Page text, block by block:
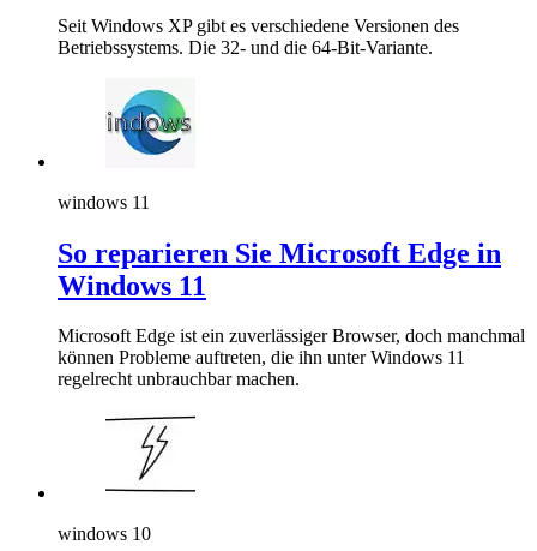
Seit Windows XP gibt es verschiedene Versionen des
Betriebssystems. Die 32- und die 64-Bit-Variante.
windows 11
So reparieren Sie Microsoft Edge in
Windows 11
Microsoft Edge ist ein zuverlässiger Browser, doch manchmal
können Probleme auftreten, die ihn unter Windows 11
regelrecht unbrauchbar machen.
windows 10